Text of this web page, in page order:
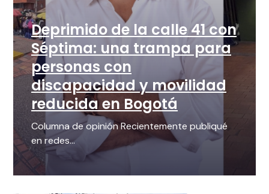
Deprimido de la calle 41 con
Séptima: una trampa para
personas con
discapacidad y movilidad
reducida en Bogotá
Columna de opinión Recientemente publiqué
en redes...